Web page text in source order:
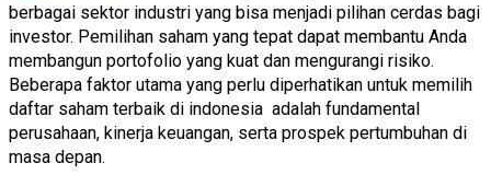
berbagai sektor industri yang bisa menjadi pilihan cerdas bagi
investor. Pemilihan saham yang tepat dapat membantu Anda
membangun portofolio yang kuat dan mengurangi risiko.
Beberapa faktor utama yang perlu diperhatikan untuk memilih
daftar saham terbaik di indonesia adalah fundamental
perusahaan, kinerja keuangan, serta prospek pertumbuhan di
masa depan.